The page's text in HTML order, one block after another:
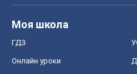
Моя школа
ГДЗ
Онлайн уроки